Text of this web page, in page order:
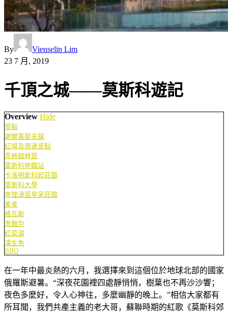
By
Vienselin Lim
23 7 月, 2019
千頂之城——莫斯科遊記
Overview Hide
景點
謝爾蓋耶夫鎮
紅場及周邊景點
克林姆林宮
莫斯科地鐵站
卡洛明斯科婭莊園
莫斯科大學
查理津諾皇家莊園
美食
格瓦斯
黑麵包
紅菜湯
凍生魚
BBQ
在一年中最炎熱的六月，我選擇來到這個位於地球北部的國家
俄羅斯避暑。“深夜花園裡四處靜悄悄，樹葉也不再沙沙響；
夜色多麼好，令人心神往，多麼幽靜的晚上。”相信大家都有
所耳聞，我們共產主義的老大哥，蘇聯時期的紅歌《莫斯科郊